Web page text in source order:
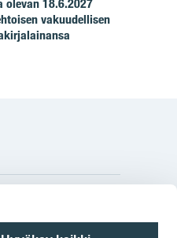
olevan 18.6.2027
vakuudellisen